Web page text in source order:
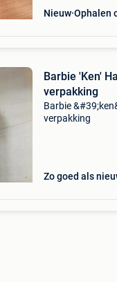
Nieuw Ophalen
Barbie 'Ken'
verpakking
Barbie
verpakking
Zo goed als